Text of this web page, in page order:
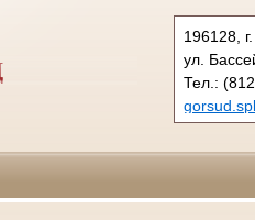
196128,
ул.
Тел.:
показать